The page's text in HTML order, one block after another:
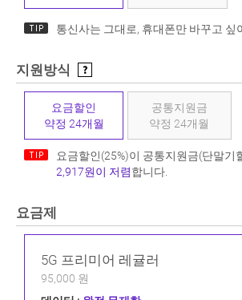
통신사는 그대로, 휴대폰만 바꾸고 싶
지원방식
요금할인
약정 24개월
공통지원금
약정 24개월
요금할인(25%)이 공통지원금(단말기
2,917원이 저렴합니다.
요금제
5G 프리미어 레귤러
95,000 원